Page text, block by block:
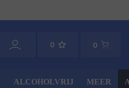
0 0
ALCOHOLVRIJ MEER